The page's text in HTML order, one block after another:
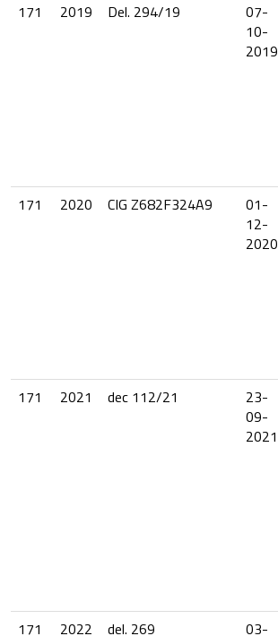
171
2019 Del. 294/19
07-
10-
2019
171
2020 CIG Z682F324A9
01-
12-
2020
171
2021 dec 112/21
23-
09-
2021
171
2022 del. 269 03-